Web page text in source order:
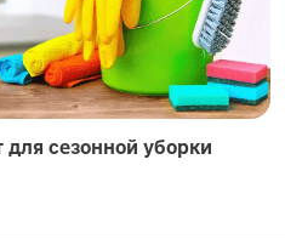
для сезонной уборки